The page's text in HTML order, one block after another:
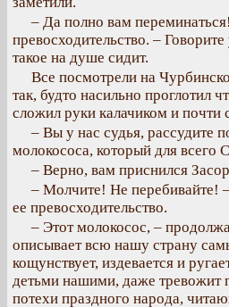
– Да полно вам
превосходительство. –
такое на душе сидит.
Все посмотрели на
так, будто насильно проглотил
сложил руки калачиком и почти
– Вы у нас судья, рассудите
молокососа, который для всего
– Верно, вам приснился
– Молчите! Не перебивайте!
ее превосходительство.
– Этот молокосос, –
описывает всю нашу страну
кощунствует, издевается и
детьми нашими, даже тревожит
потехи праздного народа,